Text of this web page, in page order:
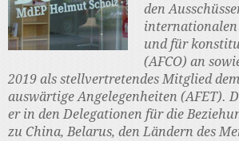
den
und für
(AFCO) an
2019 als stellvertretendes Mitglied
auswärtige Angelegenheiten (AFET).
er in den Delegationen für die
zu China, Belarus, den Ländern des